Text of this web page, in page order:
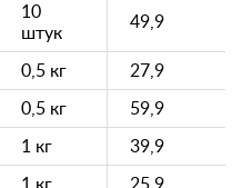
10
штук
49,9
0,5 кг
27,9
0,5 кг
59,9
1 кг
39,9